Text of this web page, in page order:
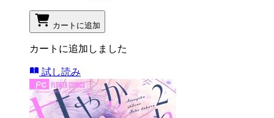
カートに追加
カートに追加しました
試し読み